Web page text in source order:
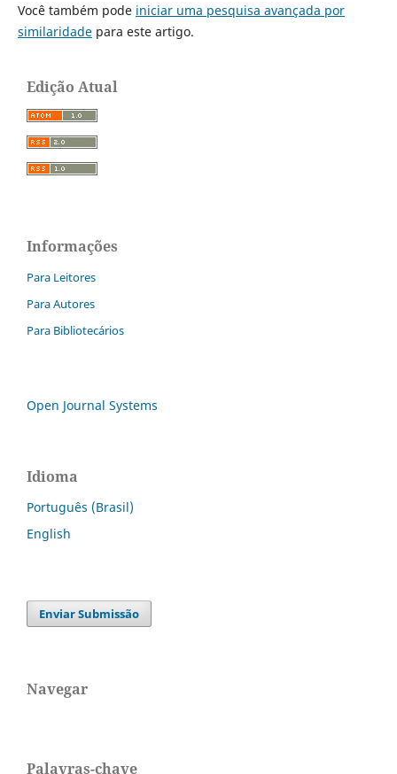
Você também pode iniciar uma pesquisa avançada por
similaridadepara este artigo.
Edição Atual
Informações
Para Leitores
Para Autores
Para Bibliotecários
Open Journal Systems
Idioma
Português (Brasil)
English
Enviar Submissão
Navegar
Palavras-chave